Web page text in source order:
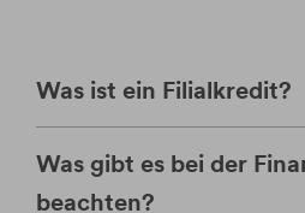
Was ist ein Filialkredit?
Was gibt es bei der
beachten?